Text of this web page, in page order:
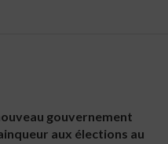
gouvernement
aux élections au